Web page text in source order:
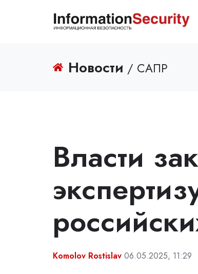
Новости / САПР
Власти
Komolov Rostislav 06.05.2025, 11:29